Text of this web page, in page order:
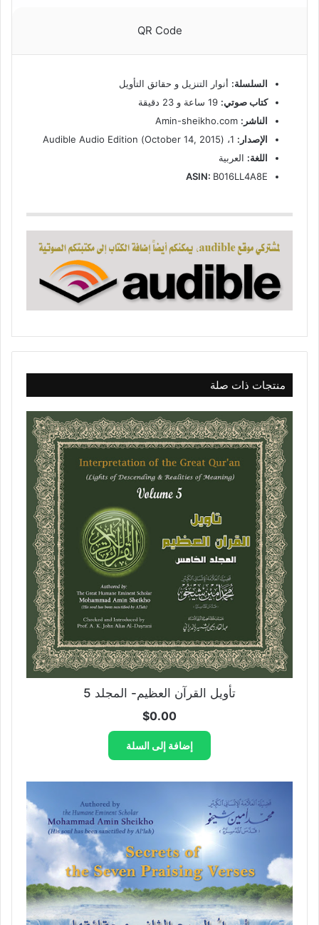
QR Code
السلسلة: أنوار التنزيل و حقائق التأويل
كتاب صوتي:
الناشر:
الإصدار:
اللغة: العربية
ASIN: B016LL4A8E
منتجات ذات صلة
تأويل القرآن العظيم- المجلد 5
$0.00
إضافة إلى السلة